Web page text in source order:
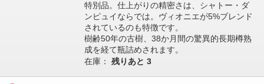
特別品。仕上がりの精密さは、シャトー・ダ
ンピュイならでは。ヴィオニエが5%ブレンド
されているのも特徴です。
樹齢50年の古樹、38か月間の驚異的長期樽熟
成を経て瓶詰めされます。
在庫： 残りあと 3